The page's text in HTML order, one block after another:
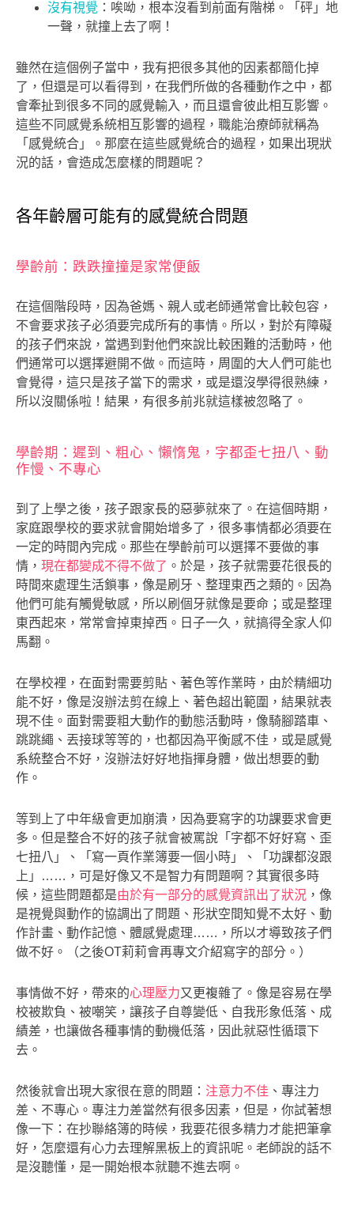
沒有視覺 ：唉呦，根本沒看到前面有階梯。「砰」地
一聲，就撞上去了啊！
雖然在這個例子當中，我有把很多其他的因素都簡化掉
了，但還是可以看得到，在我們所做的各種動作之中，都
會牽扯到很多不同的感覺輸入，而且還會彼此相互影響。
這些不同感覺系統相互影響的過程，職能治療師就稱為
「感覺統合」。那麼在這些感覺統合的過程，如果出現狀
況的話，會造成怎麼樣的問題呢？
各年齡層可能有的感覺統合問題
學齡前：跌跌撞撞是家常便飯
在這個階段時，因為爸媽、親人或老師通常會比較包容，
不會要求孩子必須要完成所有的事情。所以，對於有障礙
的孩子們來說，當遇到對他們來說比較困難的活動時，他
們通常可以選擇避開不做。而這時，周圍的大人們可能也
會覺得，這只是孩子當下的需求，或是還沒學得很熟練，
所以沒關係啦！結果，有很多前兆就這樣被忽略了。
學齡期：遲到、粗心、懶惰鬼，字都歪七扭八、動
作慢、不專心
到了上學之後，孩子跟家長的惡夢就來了。在這個時期，
家庭跟學校的要求就會開始增多了，很多事情都必須要在
一定的時間內完成。那些在學齡前可以選擇不要做的事
情， 現在都變成不得不做了 。於是，孩子就需要花很長的
時間來處理生活鎖事，像是刷牙、整理東西之類的。因為
他們可能有觸覺敏感，所以刷個牙就像是要命；或是整理
東西起來，常常會掉東掉西。日子一久，就搞得全家人仰
馬翻。
在學校裡，在面對需要剪貼、著色等作業時，由於精細功
能不好，像是沒辦法剪在線上、著色超出範圍，結果就表
現不佳。面對需要粗大動作的動態活動時，像騎腳踏車、
跳跳繩、丟接球等等的，也都因為平衡感不佳，或是感覺
系統整合不好，沒辦法好好地指揮身體，做出想要的動
作。
等到上了中年級會更加崩潰，因為要寫字的功課要求會更
多。但是整合不好的孩子就會被罵說「字都不好好寫、歪
七扭八」、「寫一頁作業簿要一個小時」、「功課都沒跟
上」……，可是好像又不是智力有問題啊？其實很多時
候，這些問題都是由於有一部分的感覺資訊出了狀況 ，像
是視覺與動作的協調出了問題、形狀空間知覺不太好、動
作計畫、動作記憶、體感覺處理……，所以才導致孩子們
做不好。（之後OT莉莉會再專文介紹寫字的部分。）
事情做不好，帶來的心理壓力又更複雜了。像是容易在學
校被欺負、被嘲笑，讓孩子自尊變低、自我形象低落、成
績差，也讓做各種事情的動機低落，因此就惡性循環下
去。
然後就會出現大家很在意的問題： 注意力不佳 、專注力
差、不專心。專注力差當然有很多因素，但是，你試著想
像一下：在抄聯絡簿的時候，我要花很多精力才能把筆拿
好，怎麼還有心力去理解黑板上的資訊呢。老師說的話不
是沒聽懂，是一開始根本就聽不進去啊。